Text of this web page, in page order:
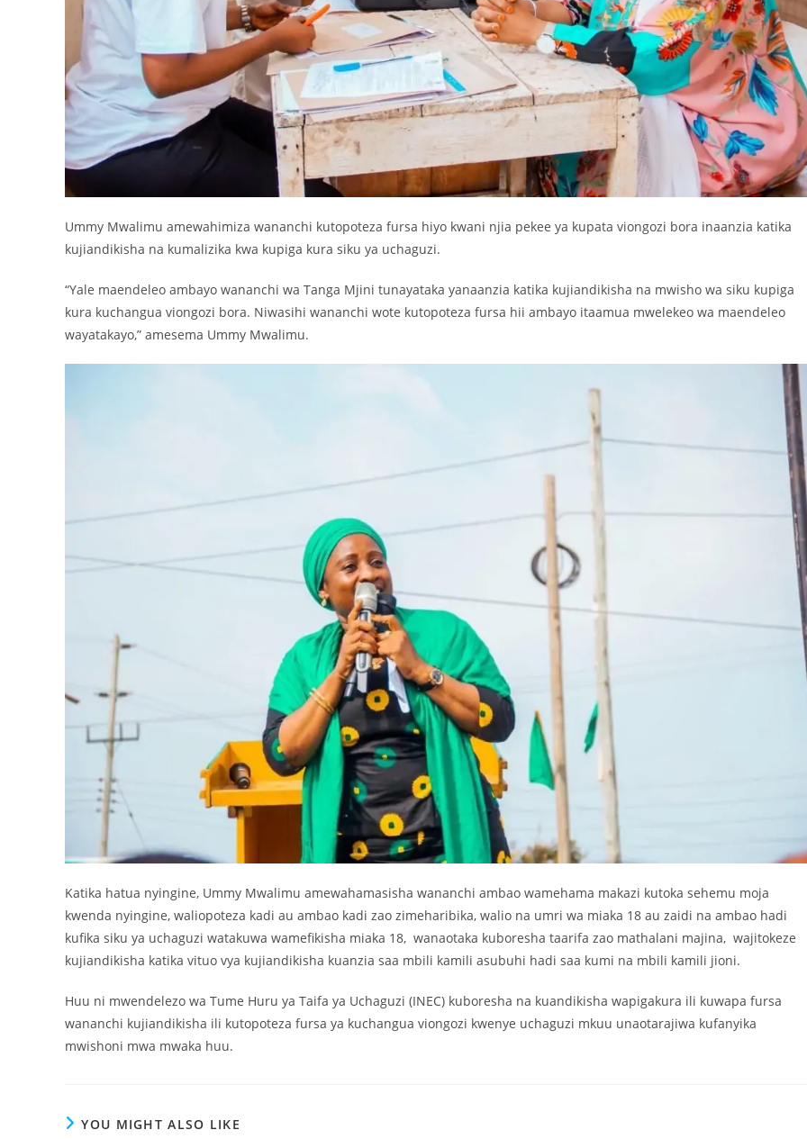
Ummy Mwalimu amewahimiza wananchi kutopoteza fursa hiyo kwani njia pekee ya kupata viongozi bora inaanzia katika
kujiandikisha na kumalizika kwa kupiga kura siku ya uchaguzi.
“Yale maendeleo ambayo wananchi wa Tanga Mjini tunayataka yanaanzia katika kujiandikisha na mwisho wa siku kupiga
kura kuchangua viongozi bora. Niwasihi wananchi wote kutopoteza fursa hii ambayo itaamua mwelekeo wa maendeleo
wayatakayo,” amesema Ummy Mwalimu.
Katika hatua nyingine, Ummy Mwalimu amewahamasisha wananchi ambao wamehama makazi kutoka sehemu moja
kwenda nyingine, waliopoteza kadi au ambao kadi zao zimeharibika, walio na umri wa miaka 18 au zaidi na ambao hadi
kufika siku ya uchaguzi watakuwa wamefikisha miaka 18, wanaotaka kuboresha taarifa zao mathalani majina, wajitokeze
kujiandikisha katika vituo vya kujiandikisha kuanzia saa mbili kamili asubuhi hadi saa kumi na mbili kamili jioni.
Huu ni mwendelezo wa Tume Huru ya Taifa ya Uchaguzi (INEC) kuboresha na kuandikisha wapigakura ili kuwapa fursa
wananchi kujiandikisha ili kutopoteza fursa ya kuchangua viongozi kwenye uchaguzi mkuu unaotarajiwa kufanyika
mwishoni mwa mwaka huu.
YOU MIGHT ALSO LIKE